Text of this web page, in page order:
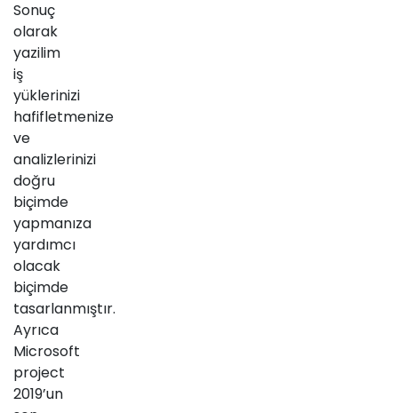
Sonuç
olarak
yazilim
iş
yüklerinizi
hafifletmenize
ve
analizlerinizi
doğru
biçimde
yapmanıza
yardımcı
olacak
biçimde
tasarlanmıştır.
Ayrıca
Microsoft
project
2019’un